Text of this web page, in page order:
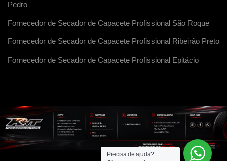
Pedro
Fornecedor de Secador de Capacete Profissional São Roque
Fornecedor de Secador de Capacete Profissional Ribeirão Preto
Fornecedor de Secador de Capacete Profissional Epitácio
Precisa de ajuda?